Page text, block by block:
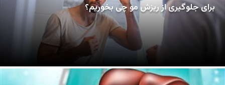
برای جلوگیری از ریزش مو چی بخوریم؟